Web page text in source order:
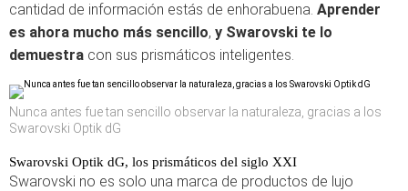
cantidad de información estás de enhorabuena. Aprender
es ahora mucho más sencillo, y Swarovski te lo
demuestra con sus prismáticos inteligentes.
Nunca antes fue tan sencillo observar la naturaleza, gracias a los
Swarovski Optik dG
Swarovski Optik dG, los prismáticos del siglo XXI
Swarovski no es solo una marca de productos de lujo